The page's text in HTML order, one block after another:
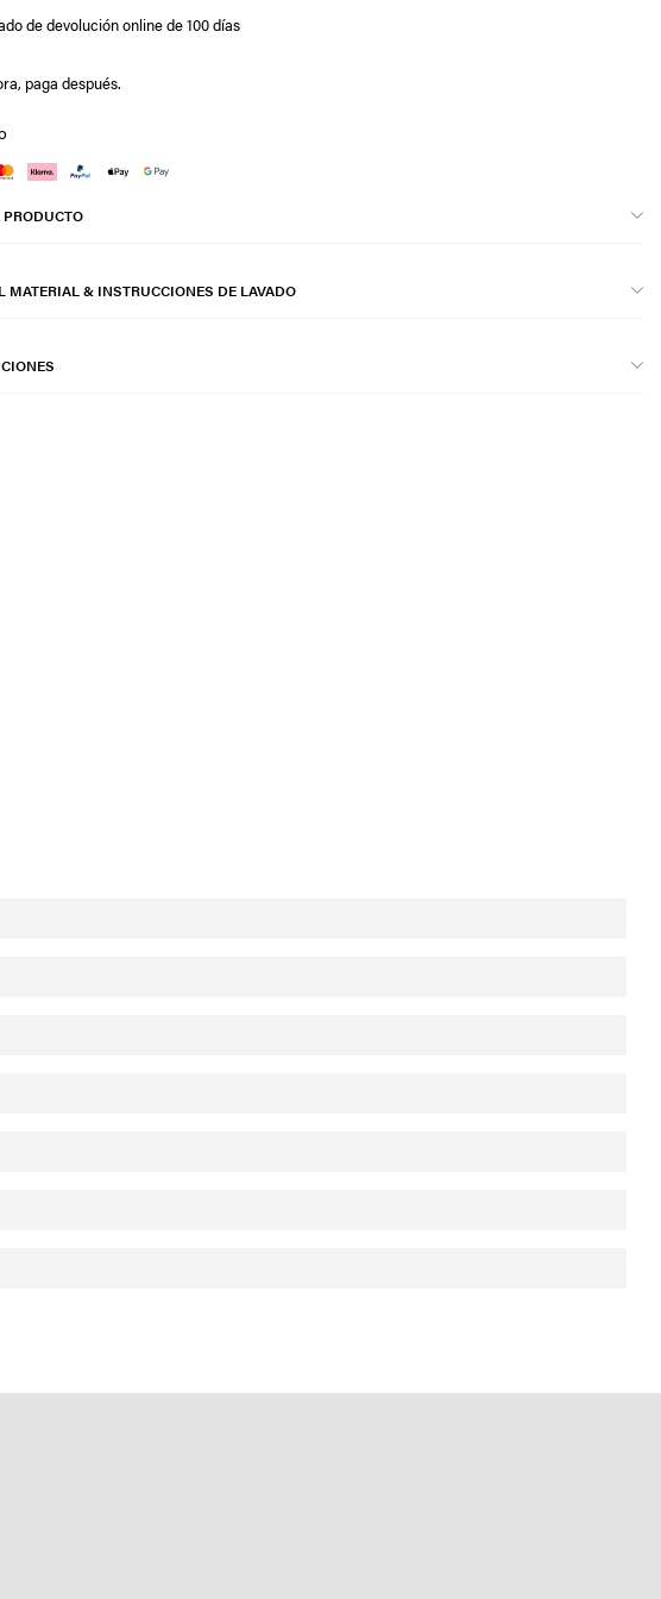
de devolución online de 100 días
paga después.
MATERIAL & INSTRUCCIONES DE LAVADO